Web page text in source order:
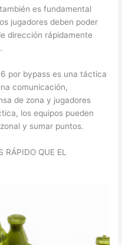
es fundamental
jugadores deben poder
dirección rápidamente
por bypass es una táctica
comunicación,
de zona y jugadores
los equipos pueden
y sumar puntos.
RÁPIDO QUE EL